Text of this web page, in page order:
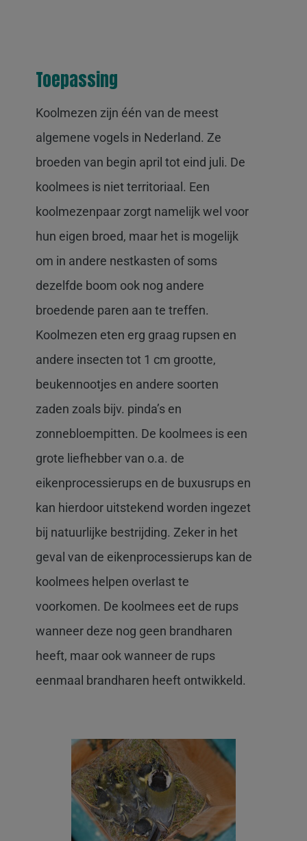
Toepassing
Koolmezen zijn één van de meest
algemene vogels in Nederland. Ze
broeden van begin april tot eind juli. De
koolmees is niet territoriaal. Een
koolmezenpaar zorgt namelijk wel voor
hun eigen broed, maar het is mogelijk
om in andere nestkasten of soms
dezelfde boom ook nog andere
broedende paren aan te treffen.
Koolmezen eten erg graag rupsen en
andere insecten tot 1 cm grootte,
beukennootjes en andere soorten
zaden zoals bijv. pinda’s en
zonnebloempitten. De koolmees is een
grote liefhebber van o.a. de
eikenprocessierups en de buxusrups en
kan hierdoor uitstekend worden ingezet
bij natuurlijke bestrijding. Zeker in het
geval van de eikenprocessierups kan de
koolmees helpen overlast te
voorkomen. De koolmees eet de rups
wanneer deze nog geen brandharen
heeft, maar ook wanneer de rups
eenmaal brandharen heeft ontwikkeld.